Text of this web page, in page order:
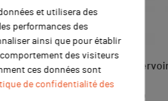
Event de
BLEU
et utilisera des
performances des
ainsi que pour établir
des visiteurs
ces données sont
de confidentialité des